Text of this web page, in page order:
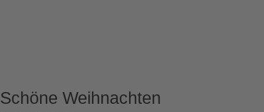
Schöne Weihnachten